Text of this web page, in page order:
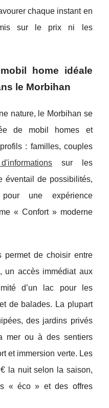
chaque instant en
sur le prix ni les
home idéale
le Morbihan
nature, le Morbihan se
de mobil homes et
: familles, couples
sur les
éventail de possibilités,
une expérience
« Confort » moderne
permet de choisir entre
un accès immédiat aux
d’un lac pour les
de balades. La plupart
des jardins privés
mer ou à des sentiers
et immersion verte. Les
la nuit selon la saison,
« éco » et des offres